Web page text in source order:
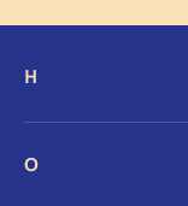
H
O